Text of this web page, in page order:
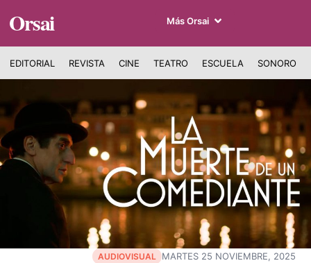
Orsai Más Orsai
EDITORIAL REVISTA CINE TEATRO ESCUELA SONORO
MARTES 25 NOVIEMBRE, 2025
AUDIOVISUAL